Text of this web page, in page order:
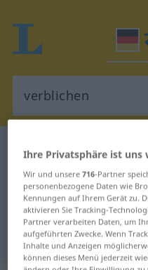
Deutsch-Polnisch
Deutsch-
"verblichen"
"verblichen"
Ihre Privatsphäre ist uns
Wir und unsere716-Partner
personenbezogene Daten wie
Kennungen auf Ihrem Gerät zu.
aktivieren Sie Tracking-
Partner verarbeiten Daten, um
aufgeführten Zwecke. Wenn
Inhalte und Anzeigen
können dieses Menü jederzeit